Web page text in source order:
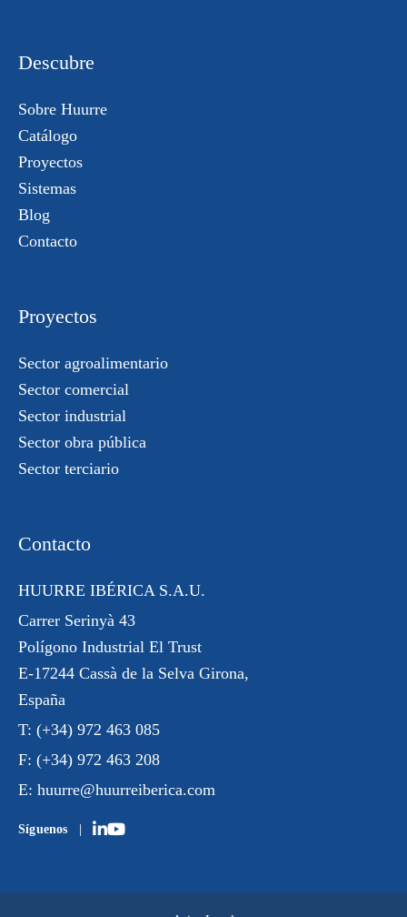
Descubre
Sobre Huurre
Catálogo
Proyectos
Sistemas
Blog
Contacto
Proyectos
Sector agroalimentario
Sector comercial
Sector industrial
Sector obra pública
Sector terciario
Contacto
HUURRE IBÉRICA S.A.U.
Carrer Serinyà 43
Polígono Industrial El Trust
E-17244 Cassà de la Selva Girona,
España
T: (+34) 972 463 085
F: (+34) 972 463 208
E: huurre@huurreiberica.com
Síguenos